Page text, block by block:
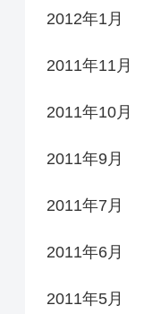
2012年1月
2011年11月
2011年10月
2011年9月
2011年7月
2011年6月
2011年5月